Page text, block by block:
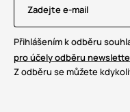
Zadejte e-mail
Přihlášením k odběru
pro účely odběru
Z odběru se můžete